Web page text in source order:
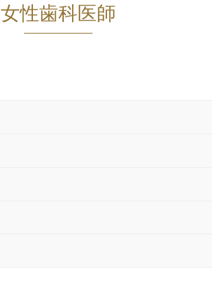
女性歯科医師